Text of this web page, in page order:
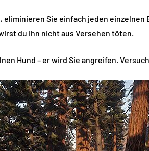
eliminieren Sie einfach jeden
du ihn nicht aus Versehen töten.
Hund – er wird Sie angreifen.